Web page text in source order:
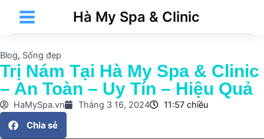
Main
Menu
Hà My Spa & Clinic
Blog, Sống đẹp
Trị Nám Tại Hà My Spa & Clinic
– An Toàn – Uy Tín – Hiệu Quả
HaMySpa.vn Tháng 3 16, 2024 11:57 chiều
Chia sẻ